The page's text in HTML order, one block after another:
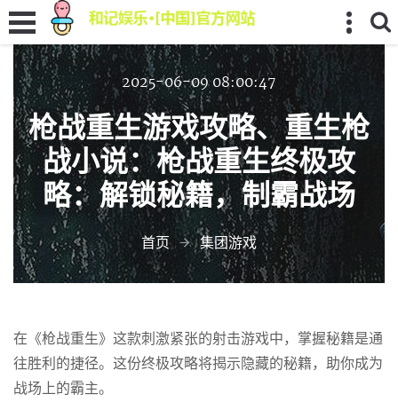
2025-06-09 08:00:47
枪战重生游戏攻略、重生枪
战小说：枪战重生终极攻
略：解锁秘籍，制霸战场
首页 集团游戏
在《枪战重生》这款刺激紧张的射击游戏中，掌握秘籍是通
往胜利的捷径。这份终极攻略将揭示隐藏的秘籍，助你成为
战场上的霸主。